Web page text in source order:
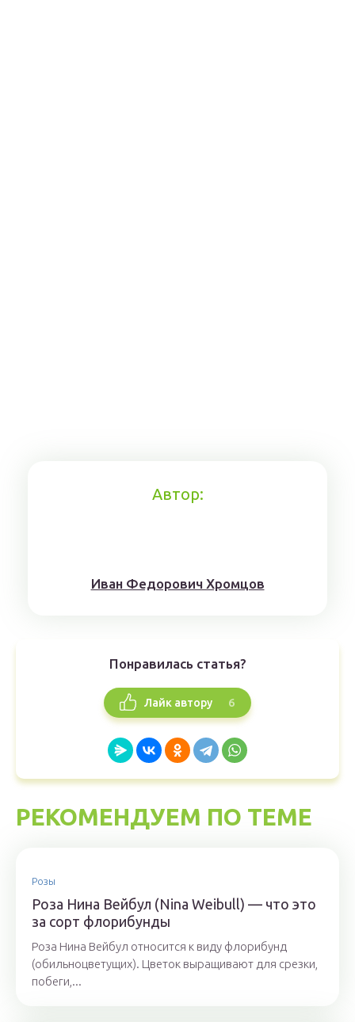
Автор:
Иван Федорович Хромцов
Понравилась статья?
Лайк автору 6
РЕКОМЕНДУЕМ ПО ТЕМЕ
Розы
Роза Нина Вейбул (Nina Weibull) — что это
за сорт флорибунды
Роза Нина Вейбул относится к виду флорибунд
(обильноцветущих). Цветок выращивают для срезки,
побеги,...